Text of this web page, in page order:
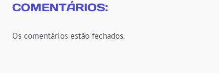
COMENTÁRIOS:
Os comentários estão fechados.